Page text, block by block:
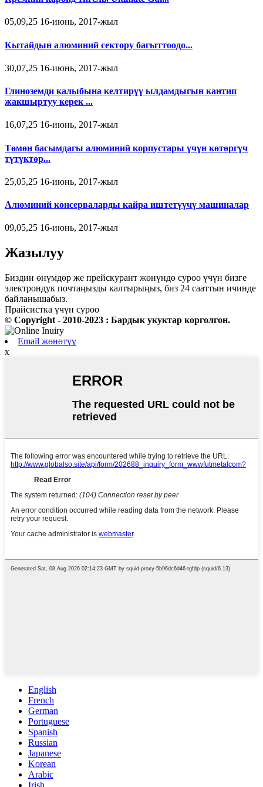
05,09,25 16-июнь, 2017-жыл
Кытайдын алюминий сектору багыттоодо...
30,07,25 16-июнь, 2017-жыл
Глиноземди калыбына келтирүү ылдамдыгын кантип
жакшыртуу керек ...
16,07,25 16-июнь, 2017-жыл
Төмөн басымдагы алюминий корпустары үчүн көтөргүч
түтүктөр...
25,05,25 16-июнь, 2017-жыл
Алюминий консерваларды кайра иштетүүчү машиналар
09,05,25 16-июнь, 2017-жыл
Жазылуу
Биздин өнүмдөр же прейскурант жөнүндө суроо үчүн бизге
электрондук почтаңызды калтырыңыз, биз 24 сааттын ичинде
байланышабыз.
Прайсистка үчүн суроо
© Copyright - 2010-2023 : Бардык укуктар корголгон.
Email жөнөтүү
x
English
French
German
Portuguese
Spanish
Russian
Japanese
Korean
Arabic